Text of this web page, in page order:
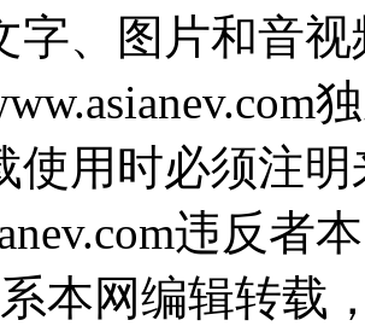
字、图片和音
使用时必须注
违反者
本网编辑转载